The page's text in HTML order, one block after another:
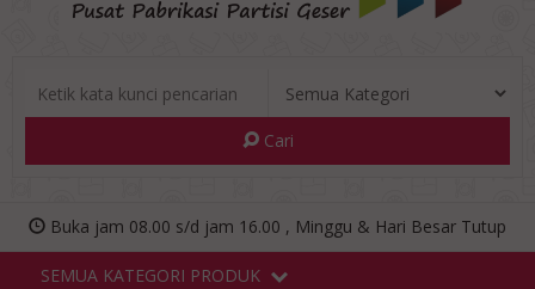
Cari
Buka jam 08.00 s/d jam 16.00 , Minggu & Hari Besar Tutup
SEMUA KATEGORI PRODUK